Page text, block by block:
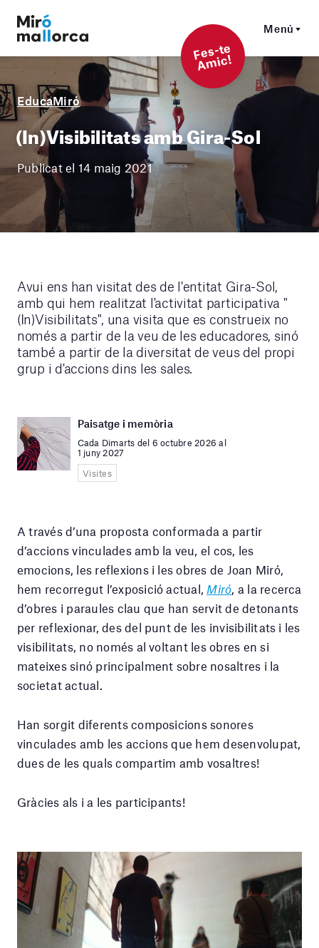
Menú
F
es-t
e
A
mi
c!
EducaMiró
(In)Visibilitats amb Gira-Sol
Publicat el 14 maig 2021
Avui ens han visitat des de l'entitat Gira-Sol,
amb qui hem realitzat l'activitat participativa "
(In)Visibilitats", una visita que es construeix no
només a partir de la veu de les educadores, sinó
també a partir de la diversitat de veus del propi
grup i d'accions dins les sales.
Paisatge i memòria
Cada Dimarts del 6 octubre 2026 al
1 juny 2027
Visites
A través d’una proposta conformada a partir
d’accions vinculades amb la veu, el cos, les
emocions, les reflexions i les obres de Joan Miró,
hem recorregut l’exposició actual, Miró , a la recerca
d’obres i paraules clau que han servit de detonants
per reflexionar, des del punt de les invisibilitats i les
visibilitats, no només al voltant les obres en si
mateixes sinó principalment sobre nosaltres i la
societat actual.
Han sorgit diferents composicions sonores
vinculades amb les accions que hem desenvolupat,
dues de les quals compartim amb vosaltres!
Gràcies als i a les participants!